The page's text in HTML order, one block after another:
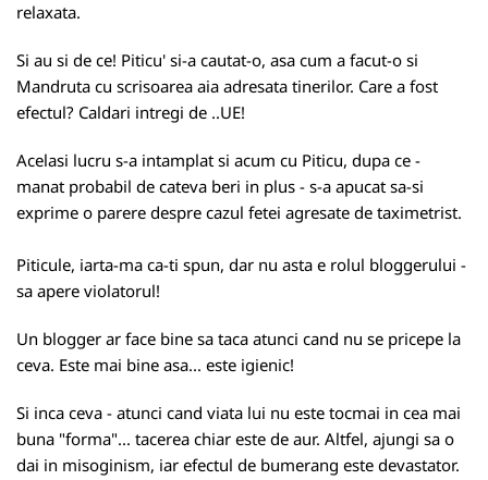
relaxata.
Si au si de ce! Piticu' si-a cautat-o, asa cum a facut-o si
Mandruta cu scrisoarea aia adresata tinerilor. Care a fost
efectul? Caldari intregi de ..UE!
Acelasi lucru s-a intamplat si acum cu Piticu, dupa ce -
manat probabil de cateva beri in plus - s-a apucat sa-si
exprime o parere despre cazul fetei agresate de taximetrist.
Piticule, iarta-ma ca-ti spun, dar nu asta e rolul bloggerului -
sa apere violatorul!
Un blogger ar face bine sa taca atunci cand nu se pricepe la
ceva. Este mai bine asa... este igienic!
Si inca ceva - atunci cand viata lui nu este tocmai in cea mai
buna "forma"... tacerea chiar este de aur. Altfel, ajungi sa o
dai in misoginism, iar efectul de bumerang este devastator.